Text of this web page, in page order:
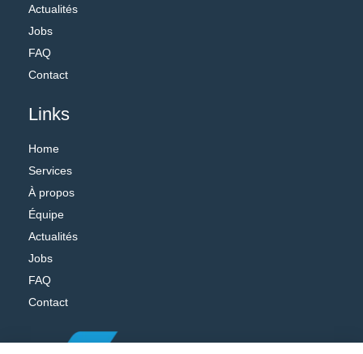
Actualités
Jobs
FAQ
Contact
Links
Home
Services
À propos
Équipe
Actualités
Jobs
FAQ
Contact